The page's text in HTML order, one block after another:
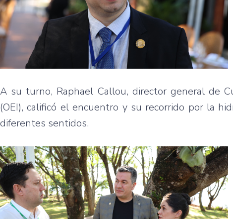
A su turno, Raphael Callou, director general de
(OEI), calificó el encuentro y su recorrido por la
diferentes sentidos.